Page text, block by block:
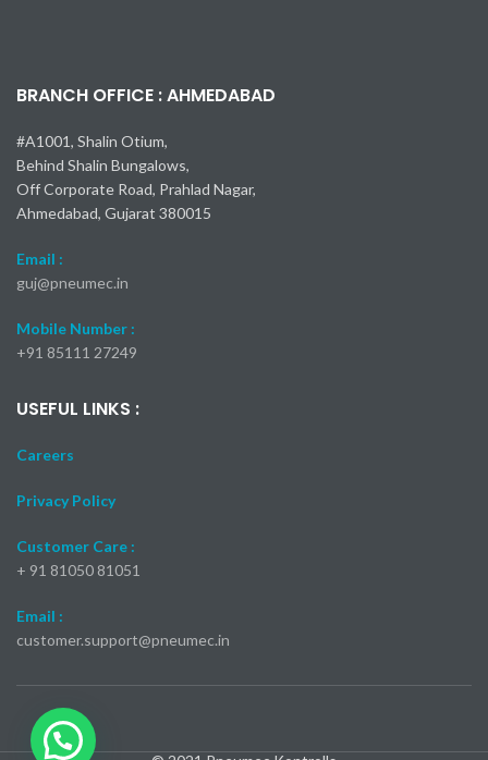
BRANCH OFFICE : AHMEDABAD
#A1001, Shalin Otium,
Behind Shalin Bungalows,
Off Corporate Road, Prahlad Nagar,
Ahmedabad, Gujarat 380015
Email :
guj@pneumec.in
Mobile Number :
+91 85111 27249
USEFUL LINKS :
Careers
Privacy Policy
Customer Care :
+ 91 81050 81051
Email :
customer.support@pneumec.in